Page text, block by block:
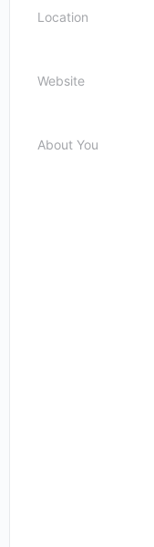
Location
Website
About You